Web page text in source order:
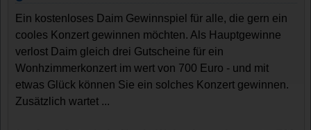
Ein kostenloses Daim Gewinnspiel für alle, die gern ein
cooles Konzert gewinnen möchten. Als Hauptgewinne
verlost Daim gleich drei Gutscheine für ein
Wonhzimmerkonzert im wert von 700 Euro - und mit
etwas Glück können Sie ein solches Konzert gewinnen.
Zusätzlich wartet ...